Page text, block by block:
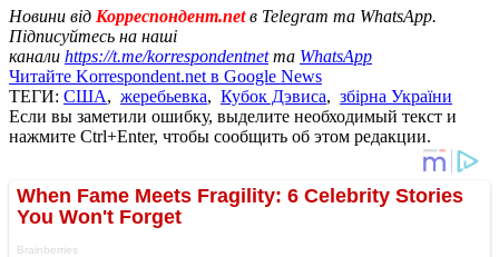
Новини від Корреспондент.netв Telegram та WhatsApp.
Підписуйтесь на наші
канали https://t.me/korrespondentnetта WhatsApp
Читайте Korrespondent.net в Google News
ТЕГИ: США, жеребьевка, Кубок Дэвиса, збірна України
Если вы заметили ошибку, выделите необходимый текст и
нажмите Ctrl+Enter, чтобы сообщить об этом редакции.